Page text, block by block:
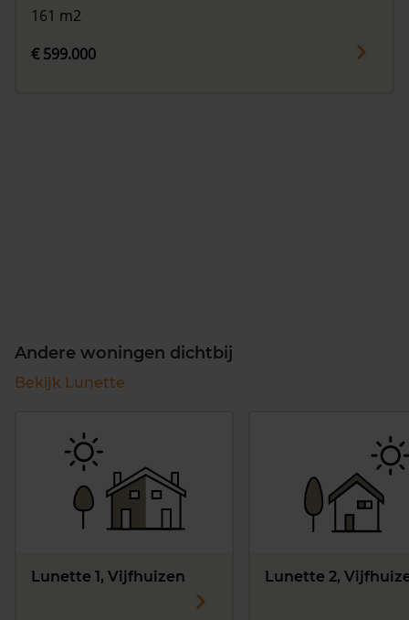
161 m2
€ 599.000
Andere woningen dichtbij
Bekijk Lunette
Lunette 1, Vijfhuizen Lunette 2,